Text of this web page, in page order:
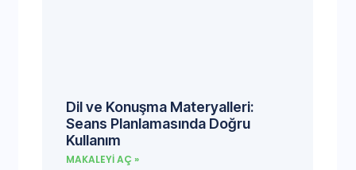
Dil ve Konuşma Materyalleri:
Seans Planlamasında Doğru
Kullanım
MAKALEYI AÇ »